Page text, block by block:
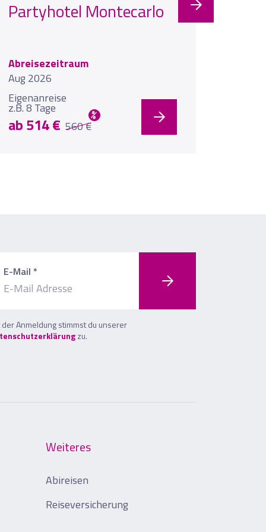
Partyhotel Montecarlo
Abreisezeitraum
Aug 2026
Eigenanreise
z.B. 8 Tage
ab 514 € 560 €
%
E-Mail *
der Anmeldung stimmst du unserer
zu.
Weiteres
Abireisen
Reiseversicherung